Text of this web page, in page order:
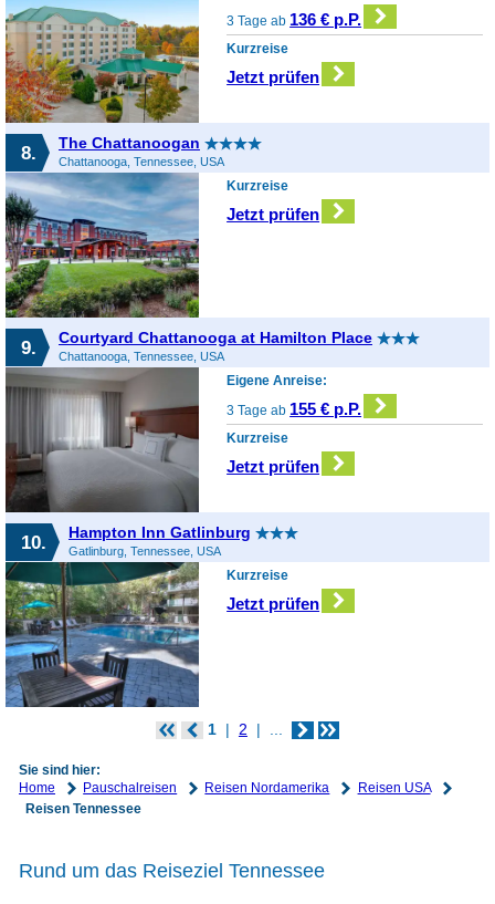
3 Tage ab 136 € p.P.
Kurzreise
Jetzt prüfen
8. The Chattanoogan
Chattanooga, Tennessee, USA
Kurzreise
Jetzt prüfen
9. Courtyard Chattanooga at Hamilton Place
Chattanooga, Tennessee, USA
Eigene Anreise:
3 Tage ab 155 € p.P.
Kurzreise
Jetzt prüfen
10. Hampton Inn Gatlinburg
Gatlinburg, Tennessee, USA
Kurzreise
Jetzt prüfen
1 2 ...
Sie sind hier:
Home
Pauschalreisen Reisen Nordamerika
Reisen USA
Reisen Tennessee
Rund um das Reiseziel Tennessee